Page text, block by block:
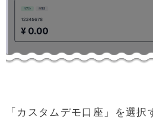
「カスタムデモ口座」を選